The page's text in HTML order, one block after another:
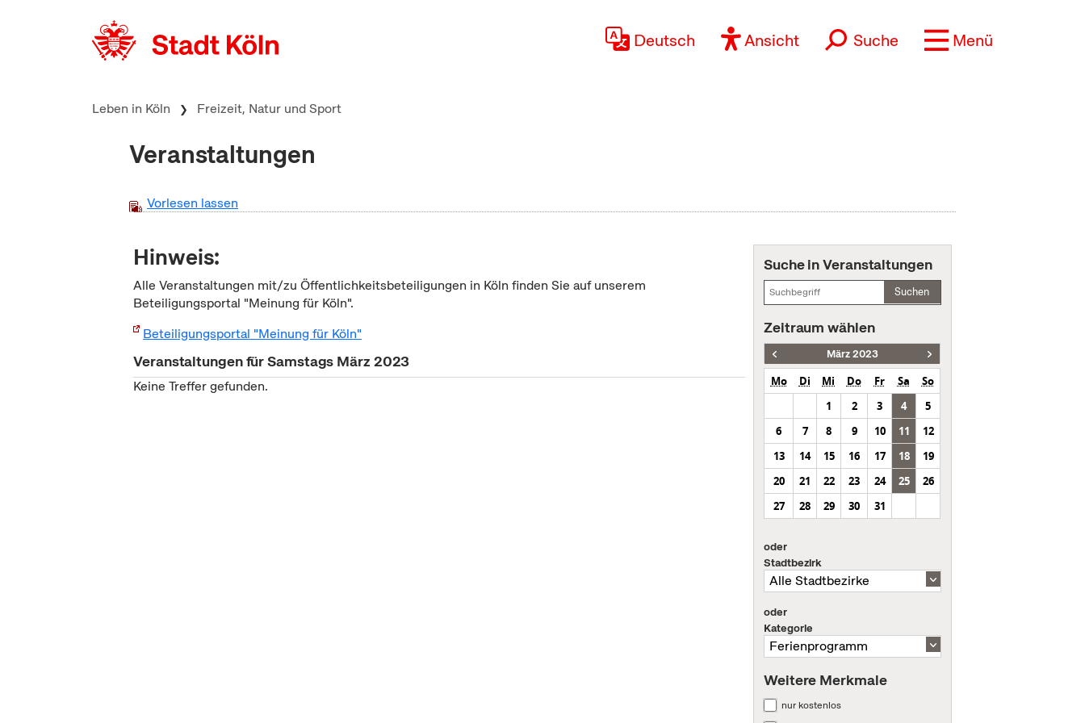
Deutsch Ansicht Suche Menü
Leben in Köln Freizeit, Natur und Sport
Veranstaltungen
Vorlesen lassen
Hinweis:
Alle Veranstaltungen mit/zu Öffentlichkeitsbeteiligungen in Köln finden Sie auf unserem
Beteiligungsportal "Meinung für Köln".
Beteiligungsportal "Meinung für Köln"
Veranstaltungen für Samstags März 2023
Keine Treffer gefunden.
Suche in Veranstaltungen
Suchen
Zeitraum wählen
März 2023
Mo Di Mi Do Fr Sa
So
1
2 3 4
5
6
7 8 9 10 11
12
13
14 15 16 17 18
19
20
21 22 23 24 25
26
27
28 29 30 31
oder
Stadtbezirk
oder
Kategorie
Weitere Merkmale
nur kostenlos